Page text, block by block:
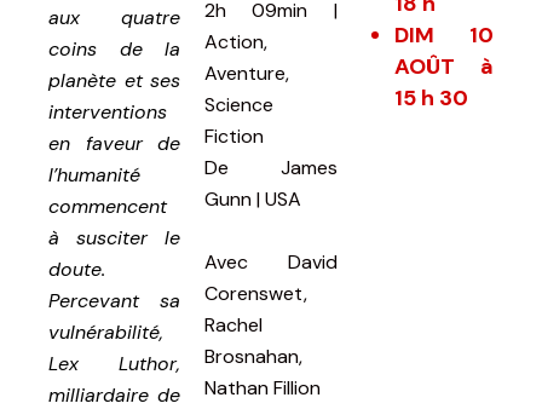
aux quatre
coins de la
planète et ses
interventions
en faveur de
l’humanité
commencent
à susciter le
doute.
Percevant sa
vulnérabilité,
Lex Luthor,
milliardaire de
2h 09min |
Action,
Aventure,
Science
Fiction
De James
Gunn | USA
Avec David
Corenswet,
Rachel
Brosnahan,
Nathan Fillion
DIM 10
AOÛT à
15 h 30